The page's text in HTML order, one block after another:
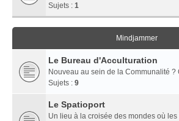
Sujets : 1
Mindjammer
Le Bureau d'Acculturation
Nouveau au sein de la Communalité ?
Sujets : 9
Le Spatioport
Un lieu à la croisée des mondes où